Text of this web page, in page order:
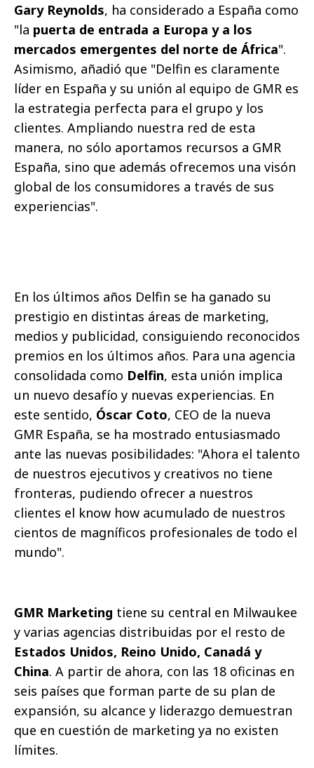
Gary Reynolds, ha considerado a España como
"la puerta de entrada a Europa y a los
mercados emergentes del norte de África".
Asimismo, añadió que "Delfin es claramente
líder en España y su unión al equipo de GMR es
la estrategia perfecta para el grupo y los
clientes. Ampliando nuestra red de esta
manera, no sólo aportamos recursos a GMR
España, sino que además ofrecemos una visón
global de los consumidores a través de sus
experiencias".
En los últimos años Delfin se ha ganado su
prestigio en distintas áreas de marketing,
medios y publicidad, consiguiendo reconocidos
premios en los últimos años. Para una agencia
consolidada como Delfin, esta unión implica
un nuevo desafío y nuevas experiencias. En
este sentido, Óscar Coto, CEO de la nueva
GMR España, se ha mostrado entusiasmado
ante las nuevas posibilidades: "Ahora el talento
de nuestros ejecutivos y creativos no tiene
fronteras, pudiendo ofrecer a nuestros
clientes el know how acumulado de nuestros
cientos de magníficos profesionales de todo el
mundo".
GMR Marketing tiene su central en Milwaukee
y varias agencias distribuidas por el resto de
Estados Unidos, Reino Unido, Canadá y
China. A partir de ahora, con las 18 oficinas en
seis países que forman parte de su plan de
expansión, su alcance y liderazgo demuestran
que en cuestión de marketing ya no existen
límites.